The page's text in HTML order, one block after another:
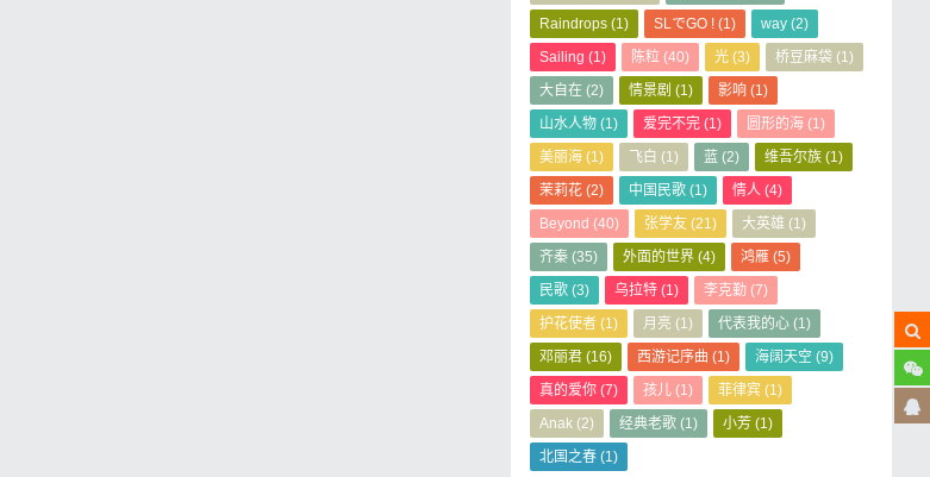
Raindrops (1) SLでGO ! (1) way (2)
Sailing (1) 陈粒 (40) 光 (3) 桥豆麻袋 (1)
大自在 (2) 情景剧 (1) 影响 (1)
山水人物 (1) 爱完不完 (1) 圆形的海 (1)
美丽海 (1) 飞白 (1) 蓝 (2) 维吾尔族 (1)
茉莉花 (2) 中国民歌 (1) 情人 (4)
Beyond (40) 张学友 (21) 大英雄 (1)
齐秦 (35) 外面的世界 (4) 鸿雁 (5)
民歌 (3) 乌拉特 (1) 李克勤 (7)
护花使者 (1) 月亮 (1) 代表我的心 (1)
邓丽君 (16) 西游记序曲 (1) 海阔天空 (9)
真的爱你 (7) 孩儿 (1) 菲律宾 (1)
Anak (2) 经典老歌 (1) 小芳 (1)
北国之春 (1)